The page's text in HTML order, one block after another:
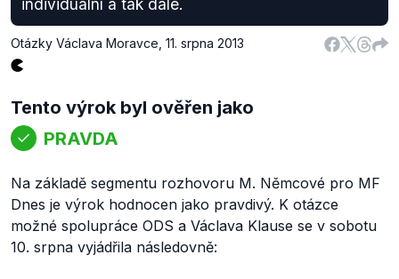
individuální a tak dále.
Otázky Václava Moravce 11. srpna 2013
Tento výrok byl ověřen jako
PRAVDA
Na základě segmentu rozhovoru M. Němcové pro MF
Dnes je výrok hodnocen jako pravdivý. K otázce
možné spolupráce ODS a Václava Klause se v sobotu
10. srpna vyjádřila následovně: